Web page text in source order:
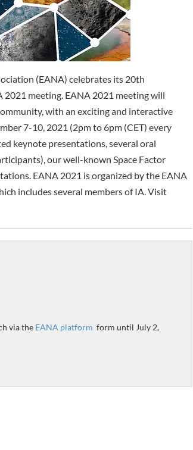
(EANA) celebrates its 20th
meeting. EANA 2021 meeting will
with an exciting and interactive
7-10, 2021 (2pm to 6pm (CET) every
keynote presentations, several oral
our well-known Space Factor
EANA 2021 is organized by the EANA
includes several members of IA. Visit
via the EANA platform form until July 2,